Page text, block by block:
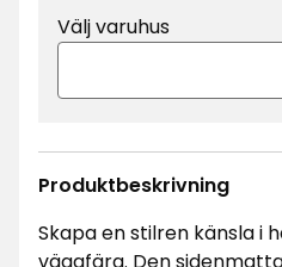
Välj varuhus
Produktbeskrivning
Skapa en stilren känsla i